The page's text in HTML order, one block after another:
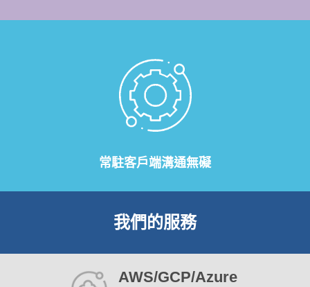
常駐客戶端溝通無礙
我們的服務
AWS/GCP/Azure